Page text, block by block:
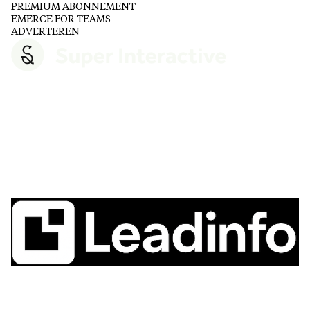
PREMIUM ABONNEMENT
EMERCE FOR TEAMS
ADVERTEREN